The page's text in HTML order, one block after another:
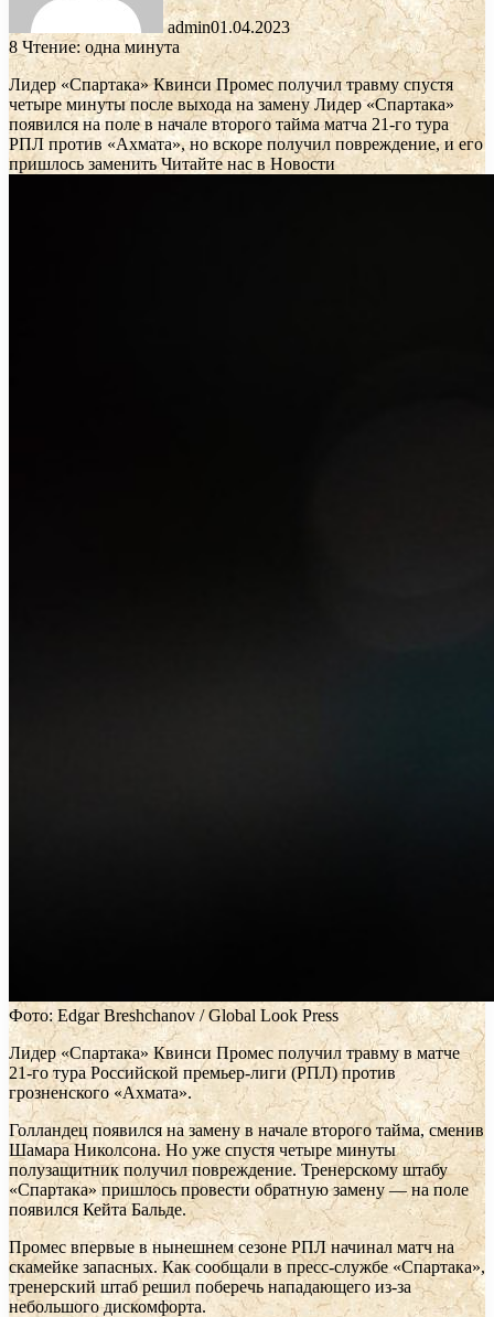
admin01.04.2023
8 Чтение: одна минута
Лидер «Спартака» Квинси Промес получил травму спустя
четыре минуты после выхода на заменуЛидер «Спартака»
появился на поле в начале второго тайма матча 21-го тура
РПЛ против «Ахмата», но вскоре получил повреждение, и его
пришлось заменитьЧитайте нас в Новости
Фото: Edgar Breshchanov / Global Look Press
Лидер «Спартака» Квинси Промес получил травму в матче
21-го тура Российской премьер-лиги (РПЛ) против
грозненского «Ахмата».
Голландец появился на замену в начале второго тайма, сменив
Шамара Николсона. Но уже спустя четыре минуты
полузащитник получил повреждение. Тренерскому штабу
«Спартака» пришлось провести обратную замену — на поле
появился Кейта Бальде.
Промес впервые в нынешнем сезоне РПЛ начинал матч на
скамейке запасных. Как сообщали в пресс-службе «Спартака»,
тренерский штаб решил поберечь нападающего из-за
небольшого дискомфорта.